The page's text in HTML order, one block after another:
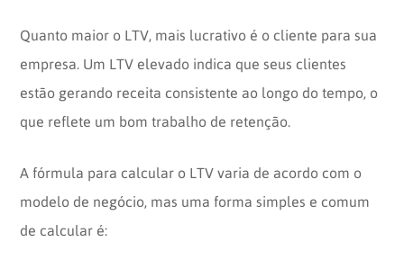
Quanto maior o LTV, mais lucrativo é o cliente para sua
empresa. Um LTV elevado indica que seus clientes
estão gerando receita consistente ao longo do tempo, o
que reflete um bom trabalho de retenção.
A fórmula para calcular o LTV varia de acordo com o
modelo de negócio, mas uma forma simples e comum
de calcular é: